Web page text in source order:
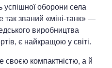
успішної оборони села
так званий «міні-танк» —
виробництва
є найкращою у світі.
своєю компактністю, а й